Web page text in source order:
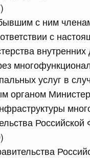
с ним
с
внутренних
услуг в
органом
от 27 апреля 2024
г. № 904
г. № 909
от 17 февраля